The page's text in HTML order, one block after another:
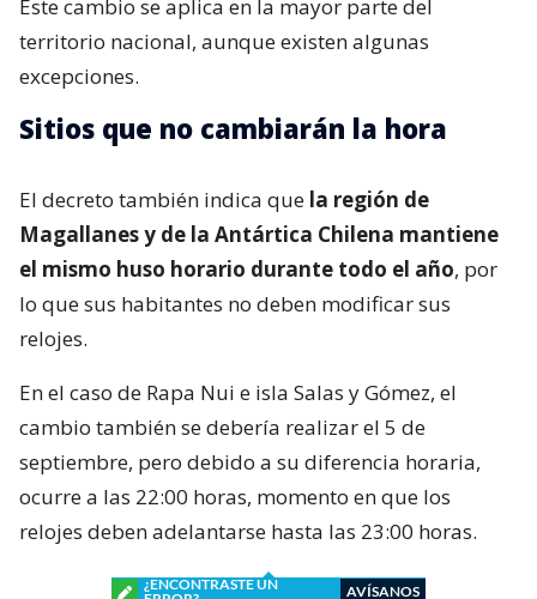
Este cambio se aplica en la mayor parte del
territorio nacional, aunque existen algunas
excepciones.
Sitios que no cambiarán la hora
El decreto también indica que la región de
Magallanes y de la Antártica Chilena mantiene
el mismo huso horario durante todo el año, por
lo que sus habitantes no deben modificar sus
relojes.
En el caso de Rapa Nui e isla Salas y Gómez, el
cambio también se debería realizar el 5 de
septiembre, pero debido a su diferencia horaria,
ocurre a las 22:00 horas, momento en que los
relojes deben adelantarse hasta las 23:00 horas.
¿ENCONTRASTE UN
AVÍSANOS